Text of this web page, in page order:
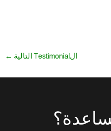
الTestimonial التالية ←